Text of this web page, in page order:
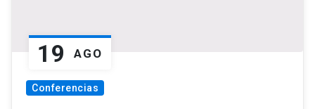
19 AGO
Conferencias